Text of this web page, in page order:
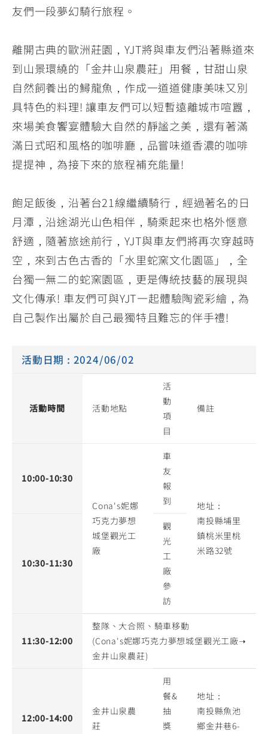
友們一段夢幻騎行旅程。
離開古典的歐洲莊園，YJT將與車友們沿著縣道來
到山景環繞的「金井山泉農莊」用餐，甘甜山泉
自然飼養出的鱘龍魚，作成一道道健康美味又別
具特色的料理! 讓車友們可以短暫遠離城市喧囂，
來場美食饗宴體驗大自然的靜謐之美，還有著滿
滿日式昭和風格的咖啡廳，品嘗味道香濃的咖啡
提提神，為接下來的旅程補充能量!
飽足飯後，沿著台21線繼續騎行，經過著名的日
月潭，沿途湖光山色相伴，騎乘起來也格外愜意
舒適，隨著旅途前行，YJT與車友們將再次穿越時
空，來到古色古香的「水里蛇窯文化園區」，全
台獨一無二的蛇窯園區，更是傳統技藝的展現與
文化傳承! 車友們可與YJT一起體驗陶瓷彩繪，為
自己製作出屬於自己最獨特且難忘的伴手禮!
活動日期 : 2024/06/02
活動時間 活動地點
活
動
項
目
備註
10:00-10:30
Cona's妮娜
巧克力夢想
城堡觀光工
廠
車
友
報
到
地址：
南投縣埔里
鎮桃米里桃
米路32號
10:30-11:30
觀
光
工
廠
參
訪
11:30-12:00
整隊、大合照、騎車移動
(Cona's妮娜巧克力夢想城堡觀光工廠➝
金井山泉農莊)
12:00-14:00
金井山泉農
莊
用
餐&
抽
獎
地址：
南投縣魚池
鄉金井巷6-